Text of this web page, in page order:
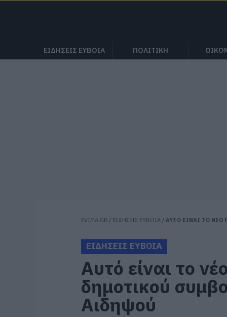
ΕΙΔΗΣΕΙΣ ΕΥΒΟΙΑ ΠΟΛΙΤΙΚΗ
EVIMA.GR / ΕΙΔΗΣΕΙΣ ΕΥΒΟΙΑ / ΑΥΤΟ ΕΙΝΑΙ ΤΟ ΝΕΟ
ΕΙΔΗΣΕΙΣ ΕΥΒΟΙΑ
Αυτό είναι το
δημοτικού
Αιδηψού